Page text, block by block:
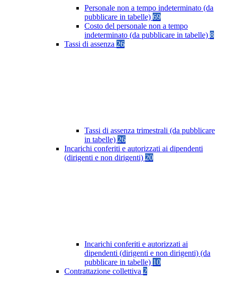
Personale non a tempo indeterminato (da
pubblicare in tabelle) 69
Costo del personale non a tempo
indeterminato (da pubblicare in tabelle) 8
Tassi di assenza 26
Tassi di assenza trimestrali (da pubblicare
in tabelle) 26
Incarichi conferiti e autorizzati ai dipendenti
(dirigenti e non dirigenti) 20
Incarichi conferiti e autorizzati ai
dipendenti (dirigenti e non dirigenti) (da
pubblicare in tabelle) 10
Contrattazione collettiva 2